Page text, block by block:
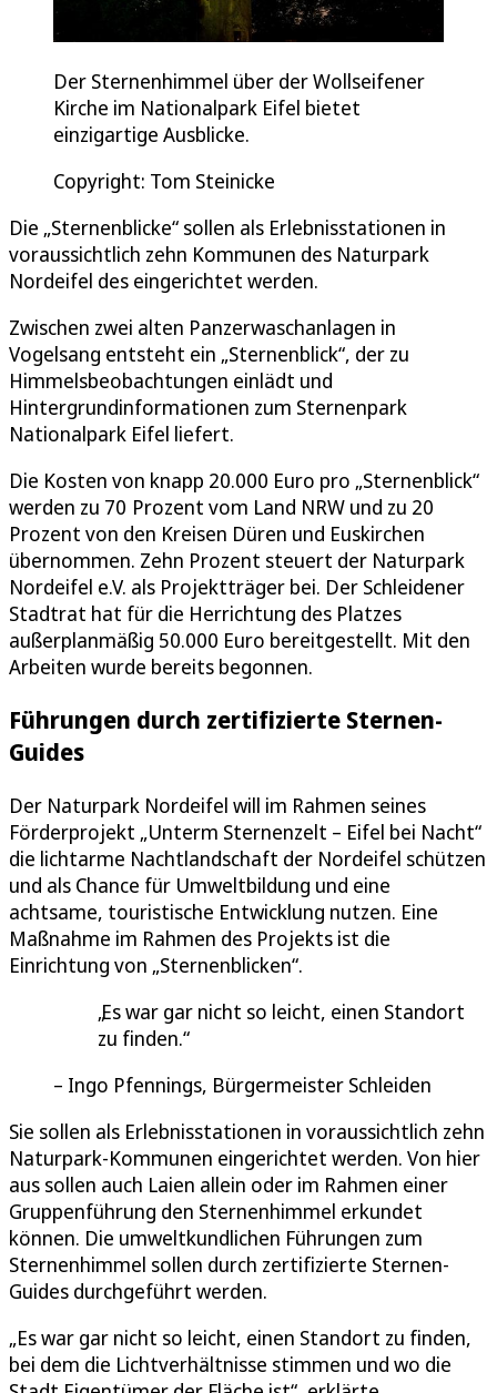
Der Sternenhimmel über der Wollseifener
Kirche im Nationalpark Eifel bietet
einzigartige Ausblicke.
Copyright: Tom Steinicke
Die „Sternenblicke“ sollen als Erlebnisstationen in
voraussichtlich zehn Kommunen des Naturpark
Nordeifel des eingerichtet werden.
Zwischen zwei alten Panzerwaschanlagen in
Vogelsang entsteht ein „Sternenblick“, der zu
Himmelsbeobachtungen einlädt und
Hintergrundinformationen zum Sternenpark
Nationalpark Eifel liefert.
Die Kosten von knapp 20.000 Euro pro „Sternenblick“
werden zu 70 Prozent vom Land NRW und zu 20
Prozent von den Kreisen Düren und Euskirchen
übernommen. Zehn Prozent steuert der Naturpark
Nordeifel e.V. als Projektträger bei. Der Schleidener
Stadtrat hat für die Herrichtung des Platzes
außerplanmäßig 50.000 Euro bereitgestellt. Mit den
Arbeiten wurde bereits begonnen.
Führungen durch zertifizierte Sternen-
Guides
Der Naturpark Nordeifel will im Rahmen seines
Förderprojekt „Unterm Sternenzelt – Eifel bei Nacht“
die lichtarme Nachtlandschaft der Nordeifel schützen
und als Chance für Umweltbildung und eine
achtsame, touristische Entwicklung nutzen. Eine
Maßnahme im Rahmen des Projekts ist die
Einrichtung von „Sternenblicken“.
Es war gar nicht so leicht, einen Standort
zu finden.
Ingo Pfennings, Bürgermeister Schleiden
Sie sollen als Erlebnisstationen in voraussichtlich zehn
Naturpark-Kommunen eingerichtet werden. Von hier
aus sollen auch Laien allein oder im Rahmen einer
Gruppenführung den Sternenhimmel erkundet
können. Die umweltkundlichen Führungen zum
Sternenhimmel sollen durch zertifizierte Sternen-
Guides durchgeführt werden.
„Es war gar nicht so leicht, einen Standort zu finden,
bei dem die Lichtverhältnisse stimmen und wo die